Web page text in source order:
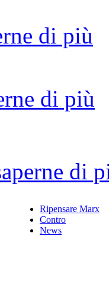
di più
di più
di
Ripensare Marx
Contro
News